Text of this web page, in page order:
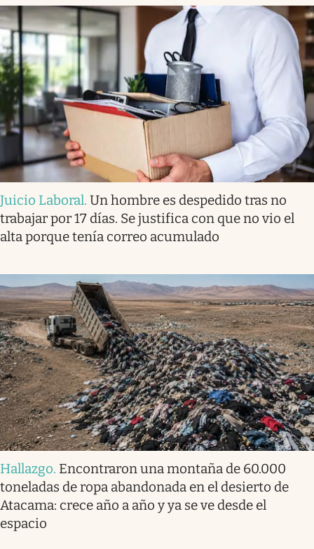
Juicio Laboral. Un hombre es despedido tras no
trabajar por 17 días. Se justifica con que no vio el
alta porque tenía correo acumulado
Hallazgo. Encontraron una montaña de 60.000
toneladas de ropa abandonada en el desierto de
Atacama: crece año a año y ya se ve desde el
espacio